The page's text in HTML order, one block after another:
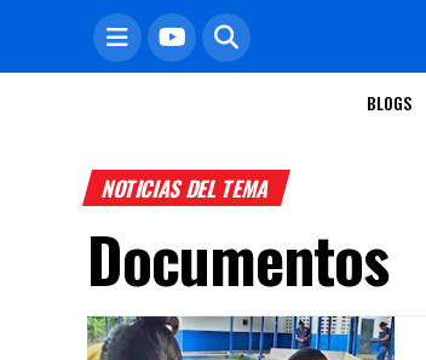
BLOGS
NOTICIAS DEL TEMA
Documentos